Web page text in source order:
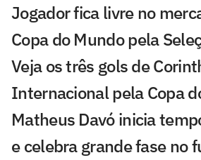
Jogador fica livre no
Copa do Mundo pela
Veja os três gols de
Internacional pela Copa
Matheus Davó inicia
e celebra grande fase no